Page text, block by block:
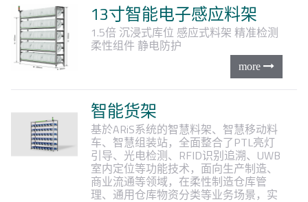
13寸智能电子感应料架
1.5倍 沉浸式库位 感应式料架 精准检测
柔性组件 静电防护
智能货架
基於ARiS系统的智慧料架、智慧移动料
车、智慧组装站，全面整合了PTL亮灯
引导、光电检测、RFID识别追溯、UWB
室内定位等功能技术，面向生产制造、
商业流通等领域，在柔性制造仓库管
理、通用仓库物资分类等业务场景，实